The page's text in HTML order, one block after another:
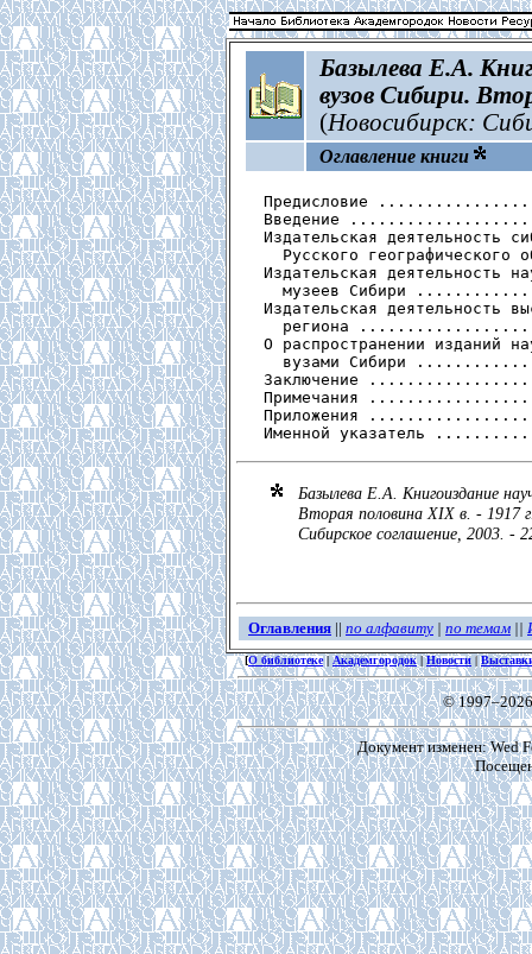
Базылева Е.А.
вузов Сибири.
(Новосибирск:
Оглавление книги
Предисловие
Введение
Издательская деятельность
Русского географического
Издательская деятельность
музеев Сибири
Издательская деятельность
региона
О распространении изданий
вузами Сибири
Заключение
Примечания
Приложения
Именной указатель
Базылева Е.А. Книгоиздание
Вторая половина ХIХ в. - 1917
Сибирское соглашение, 2003. -
Оглавления || по алфавиту | по темам ||
[О библиотеке| Академгородок |Новости |
©
Документ изменен: Wed